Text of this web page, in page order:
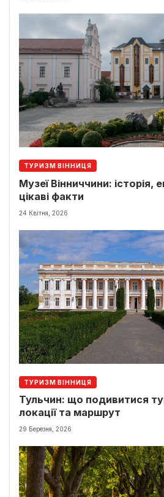
ТУРИЗМ ВІННИЦЯ
Музеї Вінниччини: історія,
цікаві факти
24 Квітня, 2026
ТУРИЗМ ВІННИЦЯ
Тульчин: що подивитися
локації та маршрут
29 Березня, 2026